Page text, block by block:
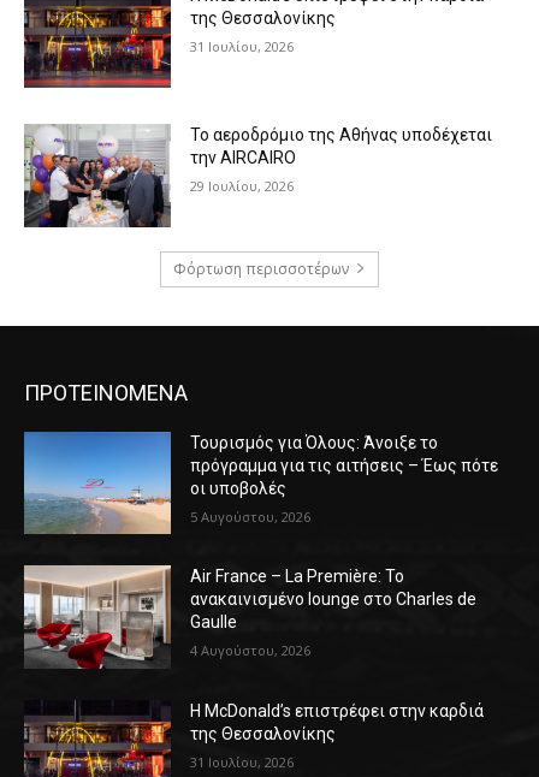
της Θεσσαλονίκης
31 Ιουλίου, 2026
Το αεροδρόμιο της Αθήνας υποδέχεται
την AIRCAIRO
29 Ιουλίου, 2026
Φόρτωση περισσοτέρων
ΠΡΟΤΕΙΝΟΜΕΝΑ
Τουρισμός για Όλους: Άνοιξε το
πρόγραμμα για τις αιτήσεις – Έως πότε
οι υποβολές
5 Αυγούστου, 2026
Air France – La Première: Το
ανακαινισμένο lounge στο Charles de
Gaulle
4 Αυγούστου, 2026
Η McDonald’s επιστρέφει στην καρδιά
της Θεσσαλονίκης
31 Ιουλίου, 2026